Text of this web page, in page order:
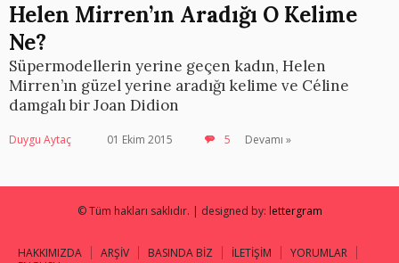
Helen Mirren’ın Aradığı O Kelime
Ne?
Süpermodellerin yerine geçen kadın, Helen
Mirren’ın güzel yerine aradığı kelime ve Céline
damgalı bir Joan Didion
Duygu Aytaç 01 Ekim 2015 5 Devamı »
© Tüm hakları saklıdır. | designed by: lettergram
HAKKIMIZDA ARŞİV BASINDA BİZ İLETİŞİM
YORUMLAR